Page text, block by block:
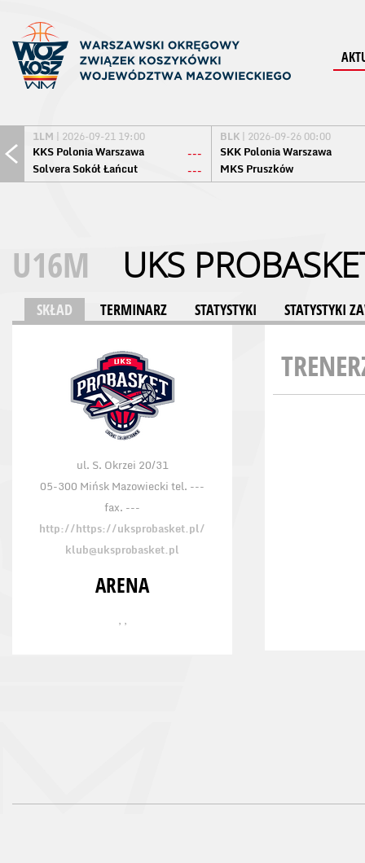
1LM | 2026-09-21 19:00
KKS Polonia Warszawa
---
Solvera Sokół Łańcut
---
BLK | 2026-09-26 00:00
SKK Polonia Warszawa
MKS Pruszków
U16M UKS
SKŁAD TERMINARZ STATYSTYKI STATYSTYKI
ul. S. Okrzei 20/31
05-300 Mińsk Mazowiecki tel. ---
fax. ---
http://https://uksprobasket.pl/
klub@uksprobasket.pl
ARENA
, ,